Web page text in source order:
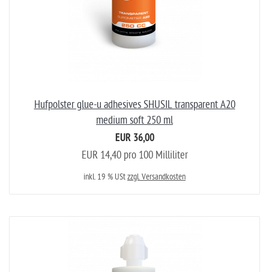
Hufpolster glue-u adhesives SHUSIL transparent A20
medium soft 250 ml
EUR 36,00
EUR 14,40 pro 100 Milliliter
inkl. 19 % UStzzgl. Versandkosten